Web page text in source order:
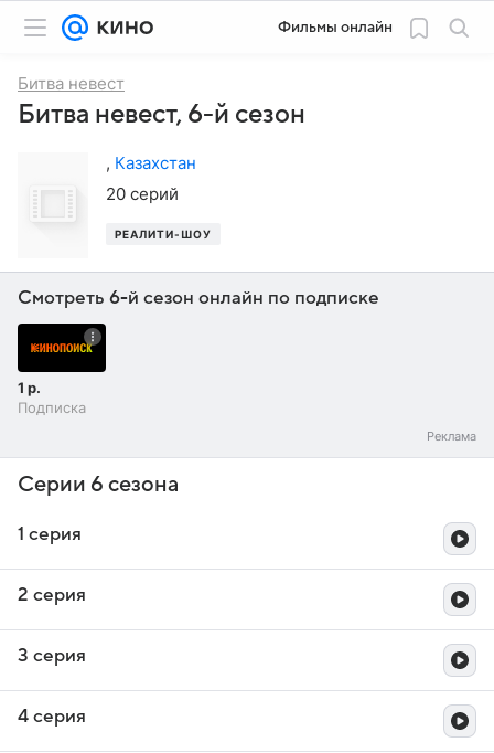
Фильмы онлайн
Битва невест
Битва невест, 6-й сезон
, Казахстан
20 серий
РЕАЛИТИ-ШОУ
Смотреть 6-й сезон онлайн по подписке
1 р.
Подписка
Серии 6 сезона
1 серия
2 серия
3 серия
4 серия